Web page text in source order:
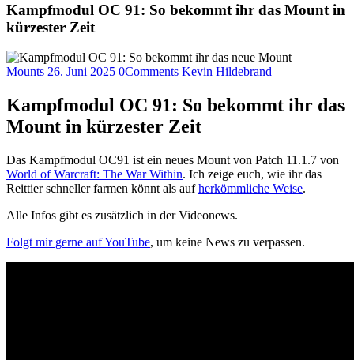
Kampfmodul OC 91: So bekommt ihr das Mount in
kürzester Zeit
Mounts 26. Juni 2025 0Comments Kevin Hildebrand
Kampfmodul OC 91: So bekommt ihr das
Mount in kürzester Zeit
Das Kampfmodul OC91 ist ein neues Mount von Patch 11.1.7 von
World of Warcraft: The War Within. Ich zeige euch, wie ihr das
Reittier schneller farmen könnt als aufherkömmliche Weise.
Alle Infos gibt es zusätzlich in der Videonews.
Folgt mir gerne auf YouTube, um keine News zu verpassen.